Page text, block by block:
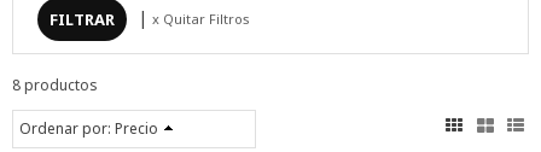
| x Quitar Filtros
8 productos
Ordenar por: Precio